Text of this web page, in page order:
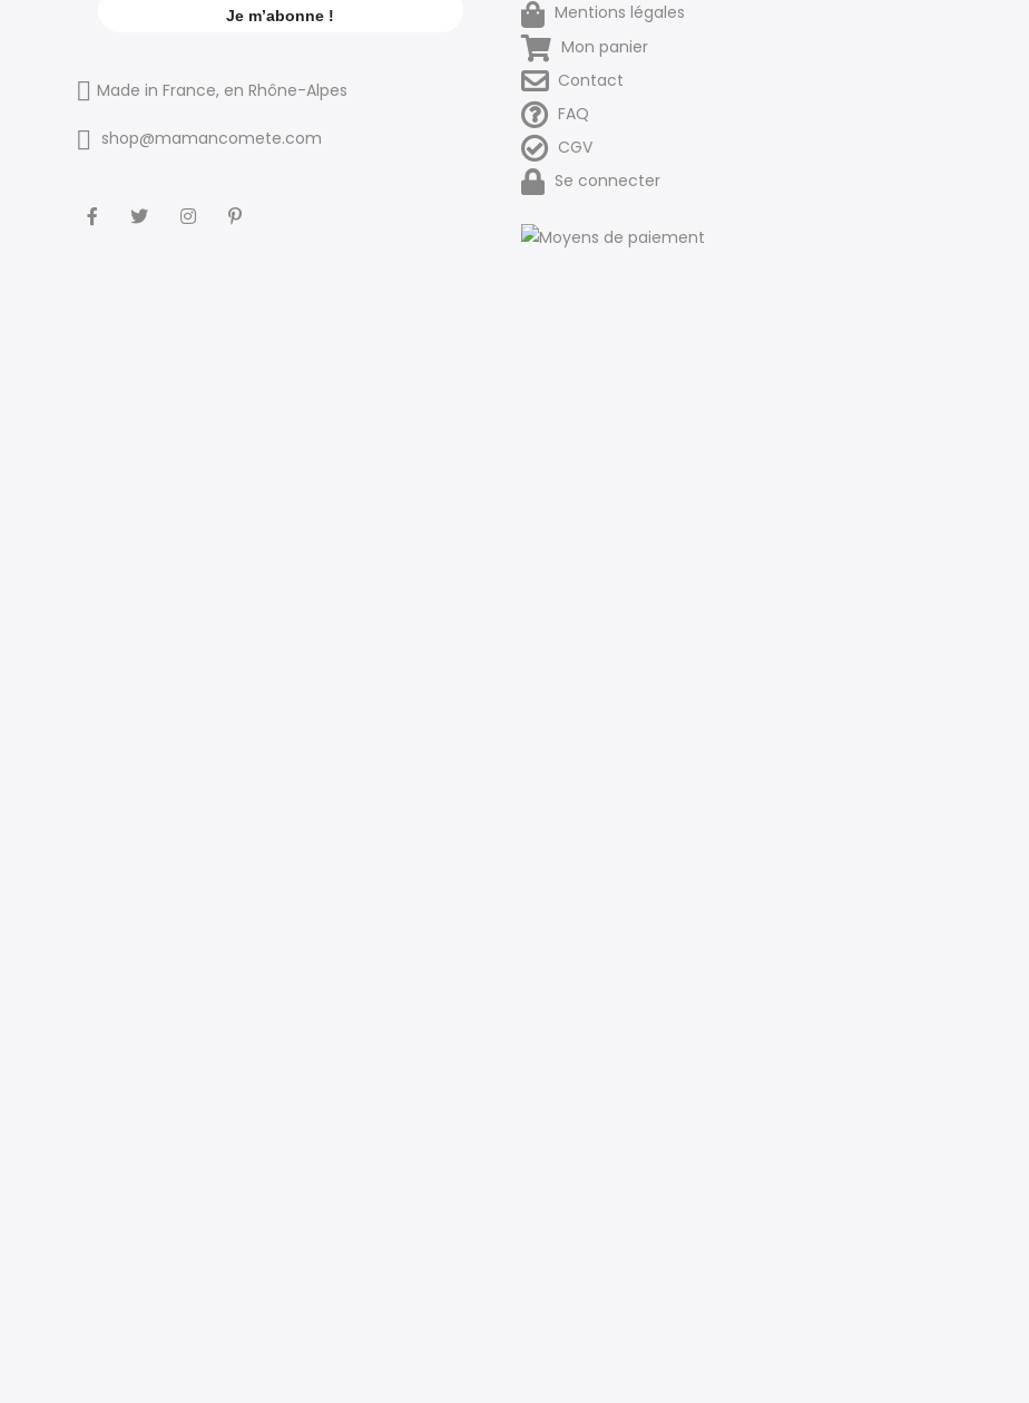
Made in France, en Rhône-Alpes
shop@mamancomete.com
Mentions légales
Mon panier
Contact
FAQ
CGV
Se connecter